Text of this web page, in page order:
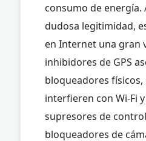
consumo de energía.
dudosa legitimidad,
en Internet una gran
inhibidores de GPS
bloqueadores
interfieren con Wi-Fi
supresores de
bloqueadores de